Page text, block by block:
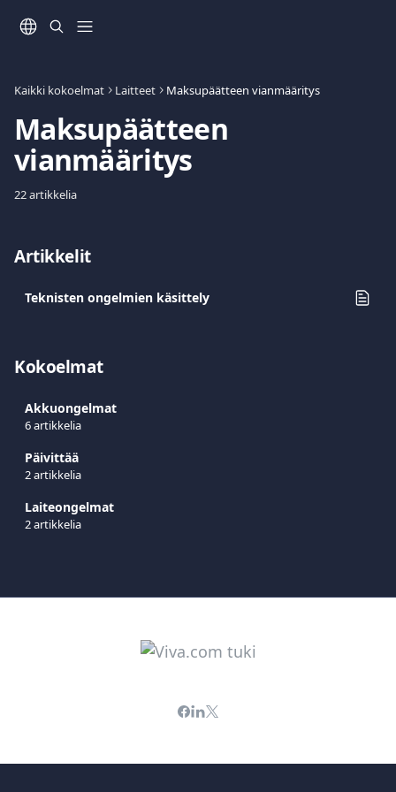
Kaikki kokoelmat Laitteet Maksupäätteen vianmääritys
Maksupäätteen
vianmääritys
22 artikkelia
Artikkelit
Teknisten ongelmien käsittely
Kokoelmat
Akkuongelmat
6 artikkelia
Päivittää
2 artikkelia
Laiteongelmat
2 artikkelia